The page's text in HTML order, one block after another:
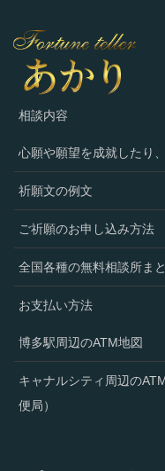
相談内容
心願や願望を成就したり
祈願文の例文
ご祈願のお申し込み方法
全国各種の無料相談所ま
お支払い方法
博多駅周辺のATM地図
キャナルシティ周辺の
便局）